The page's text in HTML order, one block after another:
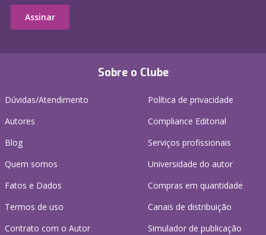
Sobre o Clube
Dúvidas/Atendimento
Autores
Blog
Quem somos
Fatos e Dados
Termos de uso
Contrato com o Autor
Política de privacidade
Compliance Editorial
Serviços profissionais
Universidade do autor
Compras em quantidade
Canais de distribuição
Simulador de publicação
Assinar